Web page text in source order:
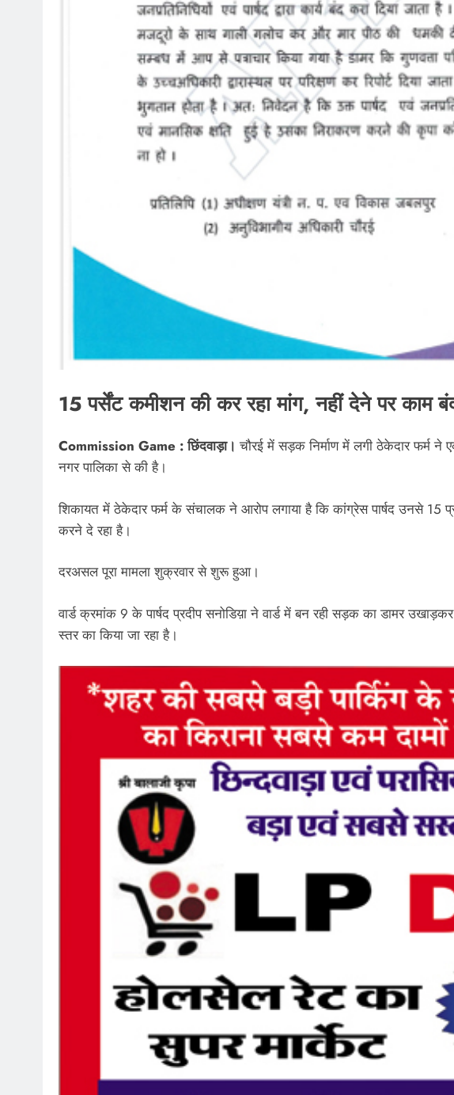
15 पर्सेंट कमीशन की कर रहा मांग, नहीं देने पर काम
Commission Game : छिंदवाड़ा। चौरई में सड़क निर्माण में लगी ठेकेदार फर्म
नगर पालिका से की है।
शिकायत में ठेकेदार फर्म के संचालक ने आरोप लगाया है कि कांग्रेस पार्षद उनसे 15
करने दे रहा है।
दरअसल पूरा मामला शुक्रवार से शुरू हुआ।
वार्ड क्रमांक 9 के पार्षद प्रदीप सनोडिय़ा ने वार्ड में बन रही सड़क का डामर
स्तर का किया जा रहा है।